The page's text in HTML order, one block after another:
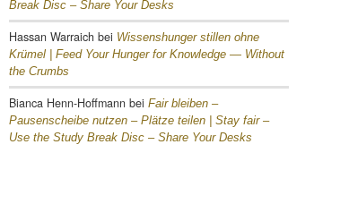
Break Disc – Share Your Desks
Hassan Warraich bei Wissenshunger stillen ohne
Krümel | Feed Your Hunger for Knowledge — Without
the Crumbs
Bianca Henn-Hoffmann bei Fair bleiben –
Pausenscheibe nutzen – Plätze teilen | Stay fair –
Use the Study Break Disc – Share Your Desks